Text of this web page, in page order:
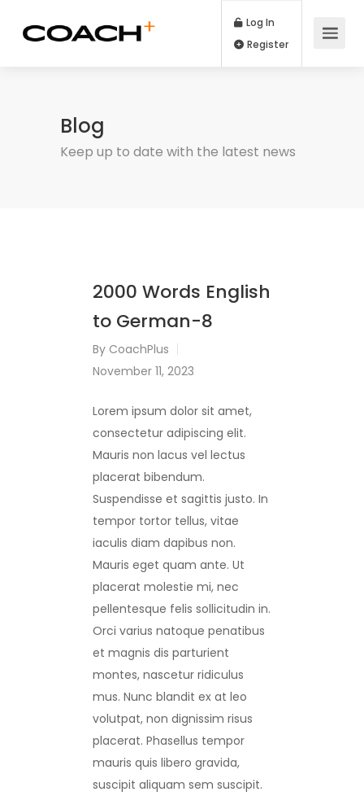
Log In
Blog
Keep up to date with the latest news
2000 Words English
to German-8
By CoachPlus
November 11, 2023
Lorem ipsum dolor sit amet,
consectetur adipiscing elit.
Mauris non lacus vel lectus
placerat bibendum.
Suspendisse et sagittis justo. In
tempor tortor tellus, vitae
iaculis diam dapibus non.
Mauris eget quam ante. Ut
placerat molestie mi, nec
pellentesque felis sollicitudin in.
Orci varius natoque penatibus
et magnis dis parturient
montes, nascetur ridiculus
mus. Nunc blandit ex at leo
volutpat, non dignissim risus
placerat. Phasellus tempor
mauris quis libero gravida,
suscipit aliquam sem suscipit.